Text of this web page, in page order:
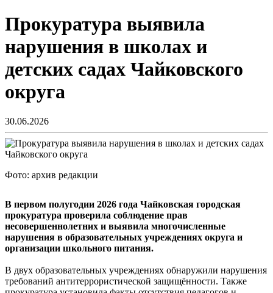
Прокуратура выявила
нарушения в школах и
детских садах Чайковского
округа
30.06.2026
Фото: архив редакции
В первом полугодии 2026 года Чайковская городская
прокуратура проверила соблюдение прав
несовершеннолетних и выявила многочисленные
нарушения в образовательных учреждениях округа и
организации школьного питания.
В двух образовательных учреждениях обнаружили нарушения
требований антитеррористической защищённости. Также